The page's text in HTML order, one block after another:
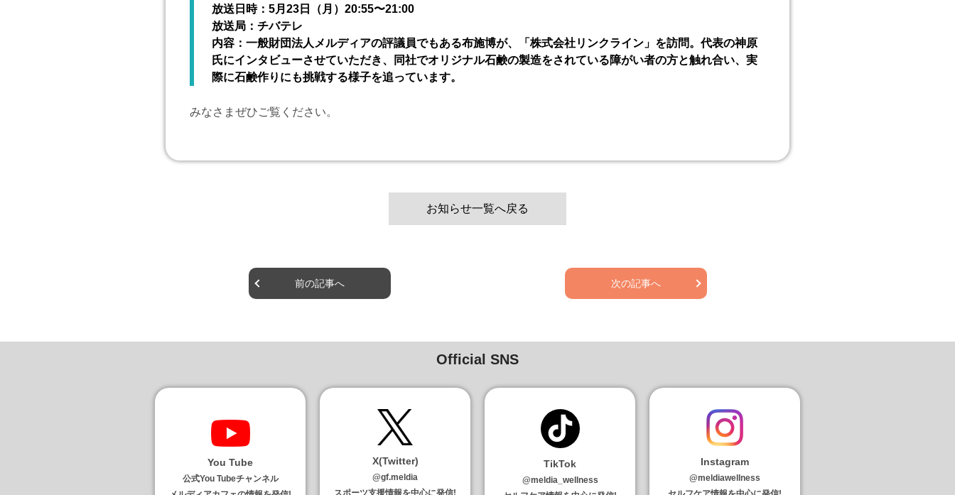
放送日時：5月23日（月）20:55〜21:00
放送局：チバテレ
内容：一般財団法人メルディアの評議員でもある布施博が、「株式会社リンクライン」を訪問。代表の神原
氏にインタビューさせていただき、同社でオリジナル石鹸の製造をされている障がい者の方と触れ合い、実
際に石鹸作りにも挑戦する様子を追っています。
みなさまぜひご覧ください。
お知らせ一覧へ戻る
前の記事へ 次の記事へ
Official SNS
You Tube
公式You Tubeチャンネル
X(Twitter)
@gf.meldia
スポーツ支援情報を中心に発信!
TikTok
@meldia_wellness
Instagram
@meldiawellness